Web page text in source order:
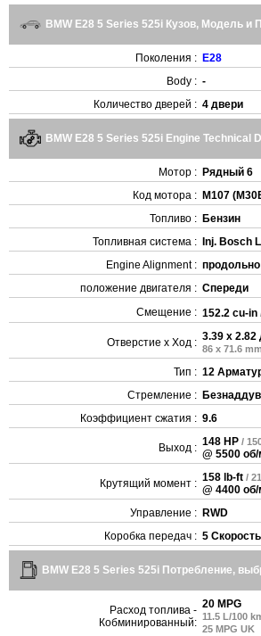
BMW E28 5 Series 525i Кузов, Модель и
Поколения : E28
Body : -
Количество дверей : 4 двери
BMW E28 5 Series 525i Engine Technical
Мотор : Рядный 6
Код мотора : M107
Топливо : Бензин
Топливная система :
Inj. Bosch
Engine Alignment : продольно
положение двигателя : Спереди
Смещение : 152.2 cu-in
Отверстие x Ход : 3.39 x
86 x 71.6 mm
Тип : 12
Стремление :
Коэффициент сжатия : 9.6
Выход : 148 HP /
@ 5500
Крутящий момент : 158 lb-ft /
@ 4400
Управление : RWD
Коробка передач : 5
BMW E28 5 Series 525i Потребление,
Расход топлива -
Кобминированный:
20 MPG
11.5 L/100
25 MPG UK